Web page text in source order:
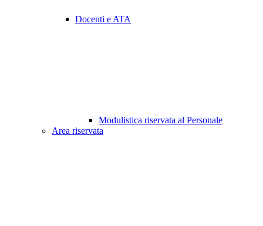
Docenti e ATA
Modulistica riservata al Personale
Area riservata